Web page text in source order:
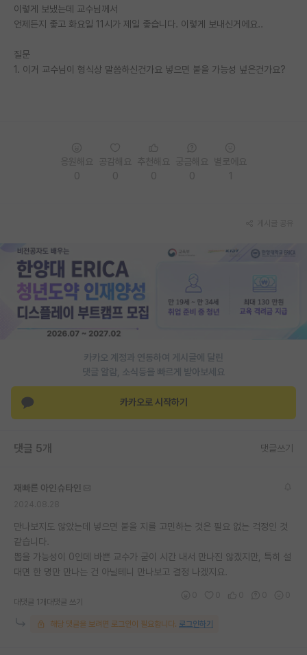
장학금/장학생 게시판
홍보 게시판
이렇게 보냈는데 교수님께서
언제든지 좋고 화요일 11시가 제일 좋습니다. 이렇게 보내신거에요..
질문
1. 이거 교수님이 형식상 말씀하신건가요 넣으면 붙을 가능성 넢은건가요?
카카오 계정과 연동하여 게시글에 달린
댓글 알람, 소식등을 빠르게 받아보세요
카카오로 시작하기
댓글 5개 댓글쓰기
재빠른 아인슈타인
만나보지도 않았는데 넣으면 붙을 지를 고민하는 것은 필요 없는 걱정인 것
같습니다.
뽑을 가능성이 0인데 바쁜 교수가 굳이 시간 내서 만나진 않겠지만, 특히 설
대면 한 명만 만나는 건 아닐테니 만나보고 결정 나겠지요.
대댓글 1개 대댓글 쓰기
해당 댓글을 보려면 로그인이 필요합니다. 로그인하기